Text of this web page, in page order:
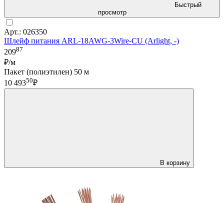
Быстрый
просмотр
Арт.: 026350
Шлейф питания ARL-18AWG-3Wire-CU (Arlight, -)
20987
₽/м
Пакет (полиэтилен) 50 м
10 49350₽
В корзину